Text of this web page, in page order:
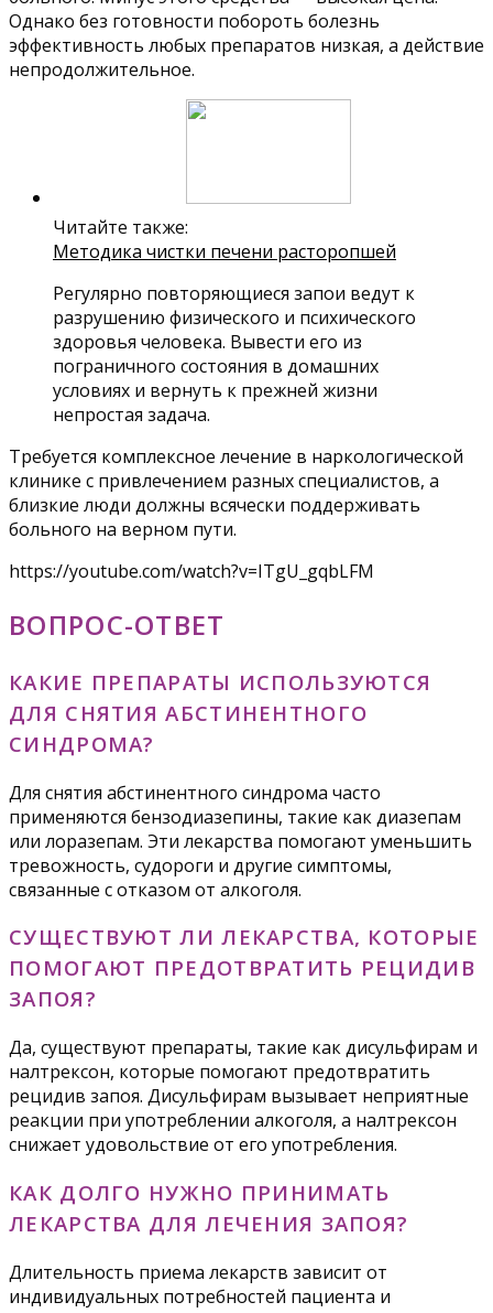
Однако без готовности побороть болезнь
эффективность любых препаратов низкая, а действие
непродолжительное.
Читайте также:
Методика чистки печени расторопшей
Регулярно повторяющиеся запои ведут к
разрушению физического и психического
здоровья человека. Вывести его из
пограничного состояния в домашних
условиях и вернуть к прежней жизни
непростая задача.
Требуется комплексное лечение в наркологической
клинике с привлечением разных специалистов, а
близкие люди должны всячески поддерживать
больного на верном пути.
https://youtube.com/watch?v=ITgU_gqbLFM
ВОПРОС-ОТВЕТ
КАКИЕ ПРЕПАРАТЫ ИСПОЛЬЗУЮТСЯ
ДЛЯ СНЯТИЯ АБСТИНЕНТНОГО
СИНДРОМА?
Для снятия абстинентного синдрома часто
применяются бензодиазепины, такие как диазепам
или лоразепам. Эти лекарства помогают уменьшить
тревожность, судороги и другие симптомы,
связанные с отказом от алкоголя.
СУЩЕСТВУЮТ ЛИ ЛЕКАРСТВА, КОТОРЫЕ
ПОМОГАЮТ ПРЕДОТВРАТИТЬ РЕЦИДИВ
ЗАПОЯ?
Да, существуют препараты, такие как дисульфирам и
налтрексон, которые помогают предотвратить
рецидив запоя. Дисульфирам вызывает неприятные
реакции при употреблении алкоголя, а налтрексон
снижает удовольствие от его употребления.
КАК ДОЛГО НУЖНО ПРИНИМАТЬ
ЛЕКАРСТВА ДЛЯ ЛЕЧЕНИЯ ЗАПОЯ?
Длительность приема лекарств зависит от
индивидуальных потребностей пациента и